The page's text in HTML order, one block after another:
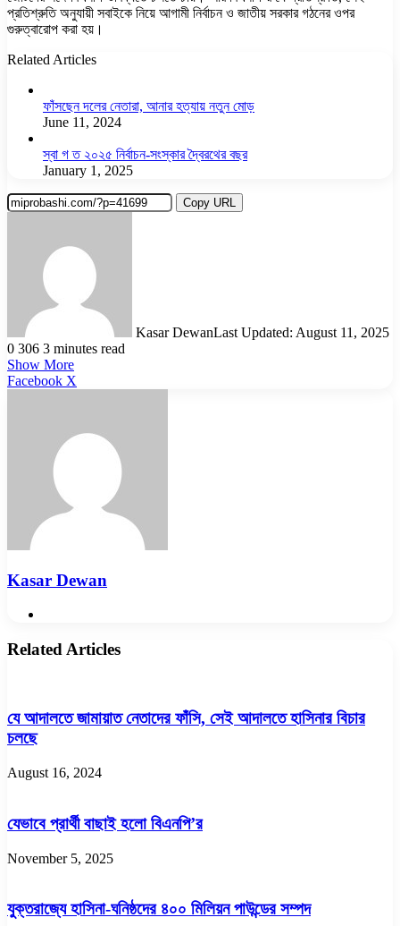
প্রতিশ্রুতি অনুযায়ী সবাইকে নিয়ে আগামী নির্বাচন ও জাতীয় সরকার গঠনের ওপর
গুরুত্বারোপ করা হয়।
Related Articles
ফাঁসছেন দলের নেতারা, আনার হত্যায় নতুন মোড়
June 11, 2024
স্বা গ ত ২০২৫ নির্বাচন-সংস্কার দ্বৈরথের বছর
January 1, 2025
Copy URL
Kasar DewanLast Updated: August 11, 2025
0 306 3 minutes read
Show More
Facebook X
Kasar Dewan
Related Articles
যে আদালতে জামায়াত নেতাদের ফাঁসি, সেই আদালতে হাসিনার বিচার
চলছে
August 16, 2024
যেভাবে প্রার্থী বাছাই হলো বিএনপি’র
November 5, 2025
যুক্তরাজ্যে হাসিনা-ঘনিষ্ঠদের ৪০০ মিলিয়ন পাউন্ডের সম্পদ